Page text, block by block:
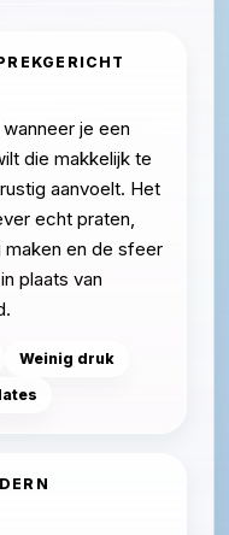
je een
die makkelijk te
aanvoelt. Het
echt praten,
en de sfeer
plaats van
Weinig druk